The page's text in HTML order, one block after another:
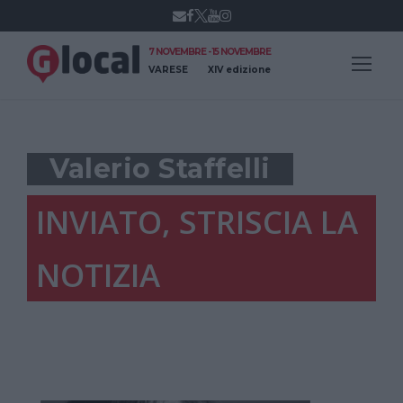
7 NOVEMBRE - 15 NOVEMBRE
VARESE
XIV edizione
Valerio Staffelli
INVIATO, STRISCIA LA
NOTIZIA